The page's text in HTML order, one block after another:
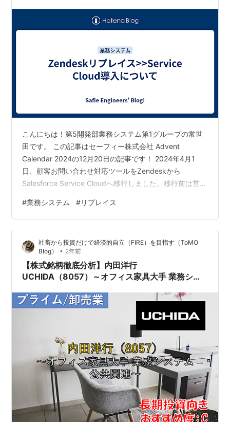
こんにちは！第5開発部業務システム第1グループの常世
田です。 この記事はセーフィー株式会社 Advent
Calendar 2024の12月20日の記事です！ 2024年4月1
日、顧客お問い合わせ対応ツールをZendeskから
Salesforce Service Cloudへ移行しました。移行前は営業
Zendeskと部門ごとに違うツールを利用してきたことに
より、データ一元管理がされてない、非効率な業務が
多々発生している状態でした。 この記事ではService
Cloud導入をどのように実現したかを説明します。 1.導入
前の大きな課題…
#業務システム #リプレイス
社畜から投資だけで経済的自立（FIRE）を目指す（ToMO
Blog）
• 2年前
【株式銘柄徹底分析】内田洋行
UCHIDA（8057）～オフィス家具大手 業務シス